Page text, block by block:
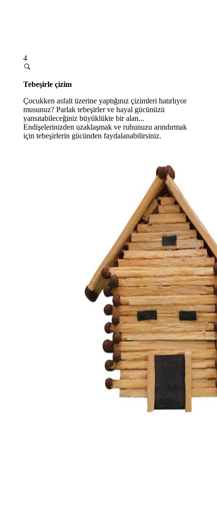
4
Tebeşirle çizim
Çocukken asfalt üzerine yaptığınız çizimleri hatırlıyor
musunuz? Parlak tebeşirler ve hayal gücünüzü
yansıtabileceğiniz büyüklükte bir alan...
Endişelerinizden uzaklaşmak ve ruhunuzu arındırmak
için tebeşirlerin gücünden faydalanabilirsiniz.